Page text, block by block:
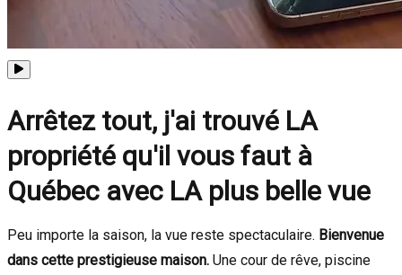
Arrêtez tout, j'ai trouvé LA
propriété qu'il vous faut à
Québec avec LA plus belle vue
Peu importe la saison, la vue reste spectaculaire. Bienvenue
dans cette prestigieuse maison. Une cour de rêve, piscine